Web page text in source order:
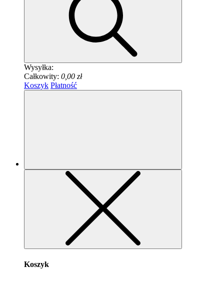
Wysyłka:
Całkowity: 0,00 zł
Koszyk Płatność
Koszyk